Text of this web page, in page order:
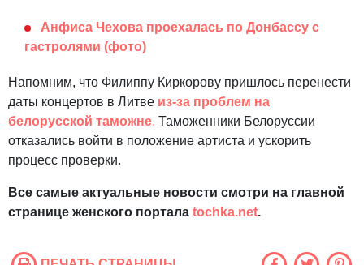
Анфиса Чехова проехалась по Донбассу с
гастролями (фото)
Напомним, что Филиппу Киркорову пришлось перенести
даты концертов в Литве из-за проблем на
белорусской таможне. Таможенники Белоруссии
отказались войти в положение артиста и ускорить
процесс проверки.
Все самые актуальные новости смотри на главной
странице женского портала tochka.net.